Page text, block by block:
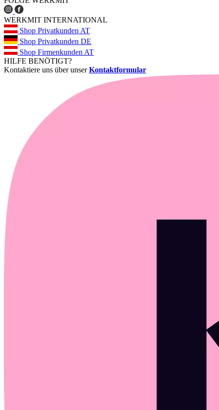
WERKMIT INTERNATIONAL
Shop Privatkunden AT
Shop Privatkunden DE
Shop Firmenkunden AT
HILFE BENÖTIGT?
Kontaktiere uns über unserKontaktformular